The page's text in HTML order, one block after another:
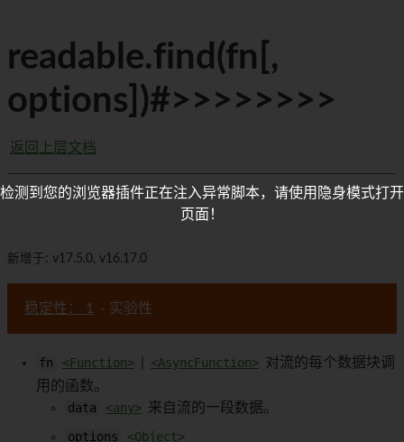
readable.find(fn[,
options])#>>>>>>>>
返回上层文档
新增于: v17.5.0, v16.17.0
稳定性： 1 - 实验性
fn <Function> <AsyncFunction> 对流的每个数据块调
用的函数。
data
<any> 来自流的一段数据。
options
<Object>
检测到您的浏览器插件正在注入异常脚本，请使用隐身模式打开
页面！